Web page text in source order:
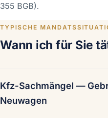
355 BGB).
TYPISCHE
Wann ich für Sie
Kfz-Sachmängel —
Neuwagen